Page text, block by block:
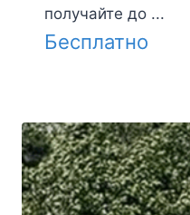
получайте до ...
Бесплатно